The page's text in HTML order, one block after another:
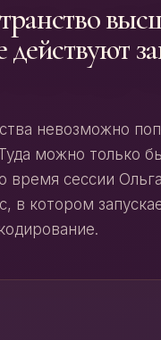
действуют
невозможно
можно только
время сессии
в котором